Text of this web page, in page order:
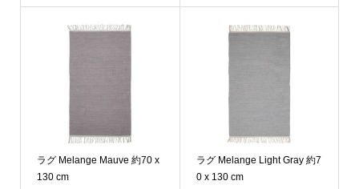
ラグ Melange Mauve 約70 x
130 cm
ラグ Melange Light Gray 約7
0 x 130 cm